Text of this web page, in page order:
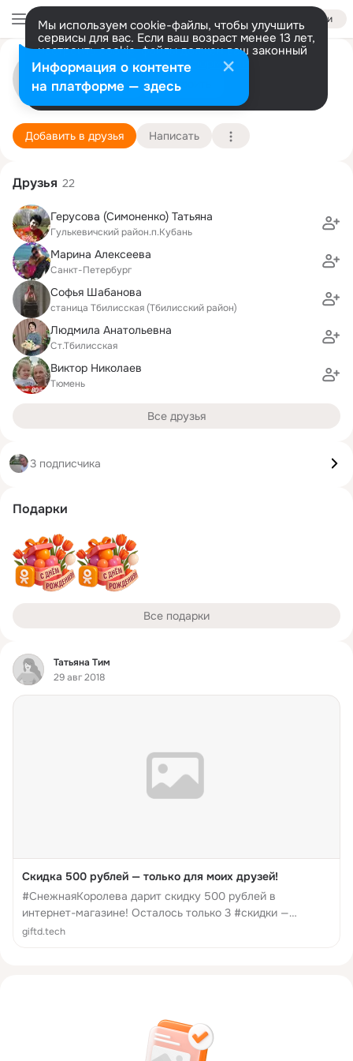
Войти
Мы используем cookie-файлы, чтобы улучшить
сервисы для вас. Если ваш возраст менее 13 лет,
настроить cookie-файлы должен ваш законный
представитель. Больше информации
Разрешить все Настроить
Татьяна Тим
Санкт-Петербург
557 школа
Подробнее
Добавить в друзья Написать
Фид
Татьяна Тим
29 авг 2018
Скидка 500 рублей — только для моих друзей!
#СнежнаяКоролева дарит скидку 500 рублей в
интернет-магазине! Осталось только 3 #скидки —
поторопитесь! #акция
giftd.tech
Друзья 22
Герусова (Симоненко) Татьяна
Гулькевичский район.п.Кубань
Марина Алексеева
Санкт-Петербург
Софья Шабанова
станица Тбилисская (Тбилисский район)
Людмила Анатольевна
Ст.Тбилисская
Виктор Николаев
Тюмень
Все друзья
3 подписчика
Подарки
Все подарки
Информация о контенте
на платформе — здесь